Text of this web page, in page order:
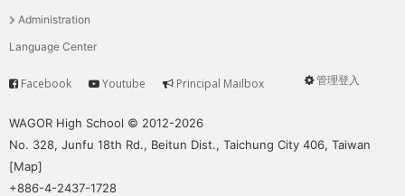
單Administration
Language Center
User
管理登入
Service
Facebook Youtube Principal Mailbox
WAGOR High School © 2012-2026
No. 328, Junfu 18th Rd., Beitun Dist., Taichung City 406, Taiwan
[Map]
+886-4-2437-1728